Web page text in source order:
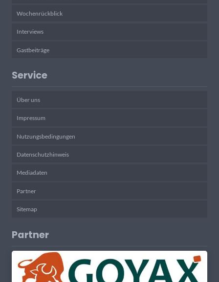
Wochenrückblick
Interviews
Gastbeiträge
Service
Über uns
Impressum
Nutzungsbedingungen
Datenschutzhinweis
Mediadaten
Partner
Sitemap
Partner